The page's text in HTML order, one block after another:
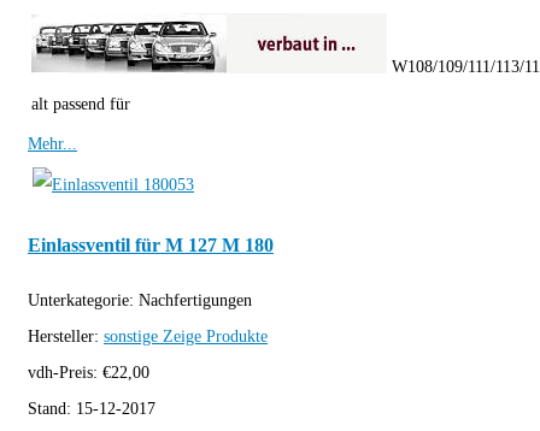
alt passend für
W108/109/111/113/
Mehr...
Einlassventil für M 127 M 180
Unterkategorie: Nachfertigungen
Hersteller: sonstige Zeige Produkte
vdh-Preis: €22,00
Stand: 15-12-2017